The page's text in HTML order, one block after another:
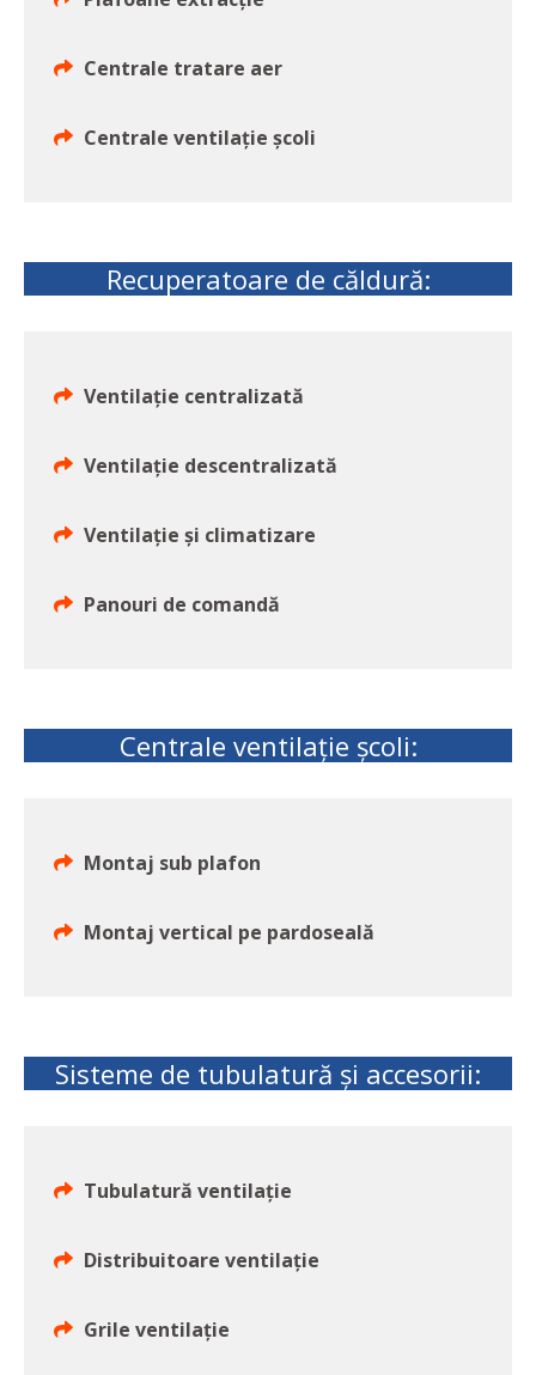
Centrale tratare aer
Centrale ventilație școli
Recuperatoare de căldură:
Ventilație centralizată
Ventilație descentralizată
Ventilație și climatizare
Panouri de comandă
Centrale ventilație școli:
Montaj sub plafon
Montaj vertical pe pardoseală
Sisteme de tubulatură și accesorii:
Tubulatură ventilație
Distribuitoare ventilație
Grile ventilație